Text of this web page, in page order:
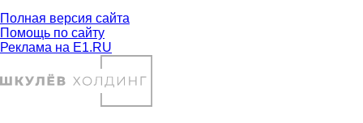
Полная версия сайта
Помощь по сайту
Реклама на E1.RU